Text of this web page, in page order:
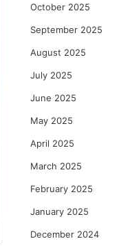
October 2025
September 2025
August 2025
July 2025
June 2025
May 2025
April 2025
March 2025
February 2025
January 2025
December 2024